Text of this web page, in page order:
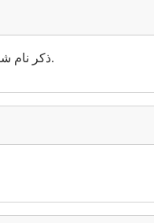
ذکر نام شرکت خود و تکرار واژه‌ها در عنوان آگهی ممنوع است. تولیدکنندگان از این مقررات معاف هستند.